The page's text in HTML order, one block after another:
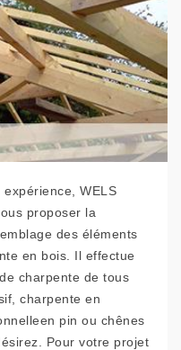
WELS
proposer la
des éléments
en bois. Il effectue
charpente de tous
charpente en
pin ou chênes
Pour votre projet